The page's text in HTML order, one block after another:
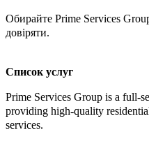
Обирайте Prime Services
довіряти.
Список услуг
Prime Services Group is a full-
providing high-quality
services.